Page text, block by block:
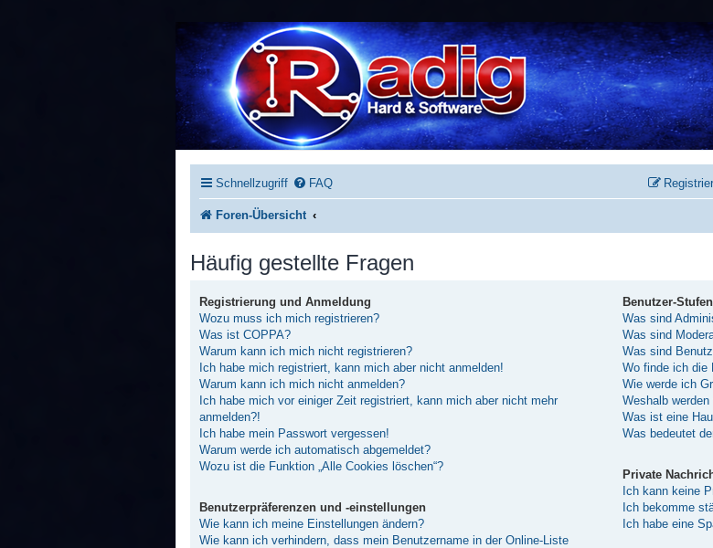
Schnellzugriff FAQ
Foren-Übersicht
Häufig gestellte Fragen
Registrierung und Anmeldung
Wozu muss ich mich registrieren?
Was ist COPPA?
Warum kann ich mich nicht registrieren?
Ich habe mich registriert, kann mich aber nicht anmelden!
Warum kann ich mich nicht anmelden?
Ich habe mich vor einiger Zeit registriert, kann mich aber nicht mehr
anmelden?!
Ich habe mein Passwort vergessen!
Warum werde ich automatisch abgemeldet?
Wozu ist die Funktion „Alle Cookies löschen“?
Benutzerpräferenzen und -einstellungen
Wie kann ich meine Einstellungen ändern?
Wie kann ich verhindern, dass mein Benutzername in der Online-Liste
Benutzer-
Was sind
Was sind
Was sind
Wo finde ich die
Wie werde ich
Weshalb
Was ist eine
Was bedeutet
Private
Ich kann keine
Ich bekomme
Ich habe eine